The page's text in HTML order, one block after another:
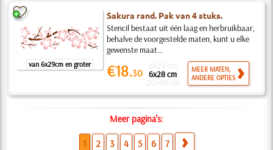
van 6x29cm en groter
Sakura rand. Pak van 4 stuks.
Stencil bestaat uit één laag en herbruikbaar,
behalve de voorgestelde maten, kunt u elke
gewenste maat...
€18.30 6x28 cm
MEER MATEN,
ANDERE OPTIES
Meer pagina's:
1 2 3 4 5 6 7